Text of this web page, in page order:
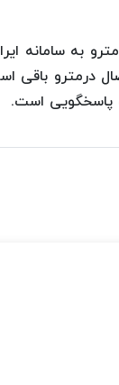
به سامانه
درمترو
پاسخگویی است.